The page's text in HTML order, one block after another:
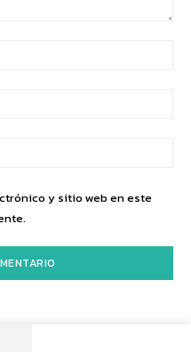
y sitio web en este